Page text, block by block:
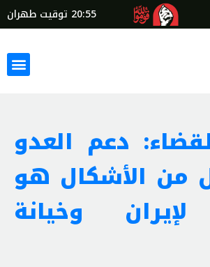
20:55 توقيت طهران
دعم العدو
من الأشكال هو
وخيانة